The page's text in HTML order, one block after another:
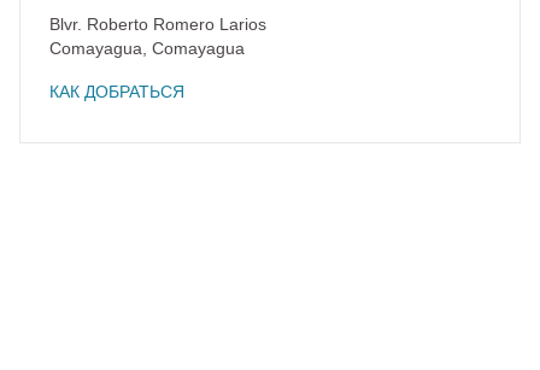
Blvr. Roberto Romero Larios
Comayagua Comayagua
КАК ДОБРАТЬСЯ